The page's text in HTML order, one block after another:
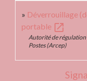
Déverrouillage
portable open_in_new
Autorité de
Postes (Arcep)